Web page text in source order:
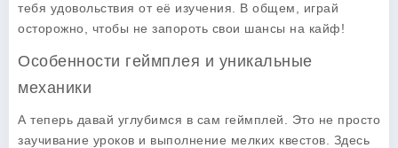
тебя удовольствия от её изучения. В общем, играй
осторожно, чтобы не запороть свои шансы на кайф!
Особенности геймплея и уникальные
механики
А теперь давай углубимся в сам геймплей. Это не просто
заучивание уроков и выполнение мелких квестов. Здесь